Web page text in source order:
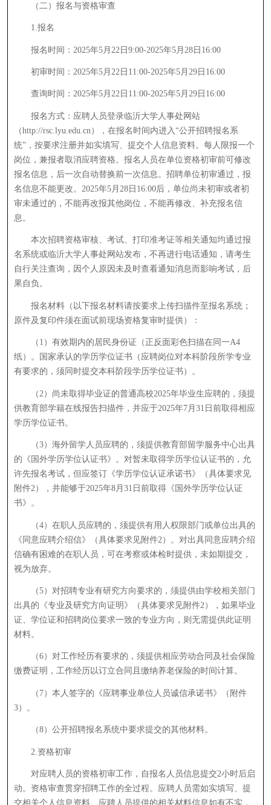
（二）报名与资格审查
1.报名
报名时间：2025年5月22日9:00-2025年5月28日16:00
初审时间：2025年5月22日11:00-2025年5月29日16:00
查询时间：2025年5月22日11:00-2025年5月29日16:00
报名方式：应聘人员登录临沂大学人事处网站
（http://rsc.lyu.edu.cn），在报名时间内进入“公开招聘报名系
统”，按要求注册并如实填写、提交个人信息资料。每人限报一个
岗位，兼报者取消应聘资格。报名人员在单位资格初审前可修改
报名信息，后一次自动替换前一次信息。招聘单位初审通过，报
名信息不能更改。2025年5月28日16:00后，单位尚未初审或者初
审未通过的，不能再改报其他岗位，不能再修改、补充报名信
息。
本次招聘资格审核、考试、打印准考证等相关通知均通过报
名系统或临沂大学人事处网站发布，不再进行电话通知，请考生
自行关注查询，因个人原因未及时查看通知消息而影响考试，后
果自负。
报名材料（以下报名材料请按要求上传扫描件至报名系统；
原件及复印件须在面试前现场资格复审时提供）：
（1）有效期内的居民身份证（正反面彩色扫描在同一A4
纸）。国家承认的学历学位证书（应聘岗位对本科阶段所学专业
有要求的，须同时提交本科阶段学历学位证书）。
（2）尚未取得毕业证的普通高校2025年毕业生应聘的，须提
供教育部学籍在线报告扫描件，并应于2025年7月31日前取得相应
学历学位证书。
（3）海外留学人员应聘的，须提供教育部留学服务中心出具
的《国外学历学位认证书》。对暂未取得学历学位认证书的，允
许先报名考试，但应签订《学历学位认证承诺书》（具体要求见
附件2），并能够于2025年8月31日前取得《国外学历学位认证
书》。
（4）在职人员应聘的，须提供有用人权限部门或单位出具的
《同意应聘介绍信》（具体要求见附件2）。对出具同意应聘介绍
信确有困难的在职人员，可在考察或体检时提供，未如期提交，
视为放弃。
（5）对招聘专业有研究方向要求的，须提供由学校相关部门
出具的《专业及研究方向证明》（具体要求见附件2），如果毕业
证、学位证和招聘岗位要求一致的专业方向，则无需提供此证明
材料。
（6）对工作经历有要求的，须提供相应劳动合同及社会保险
缴费证明，工作经历以订立合同且缴纳养老保险的时间计算。
（7）本人签字的《应聘事业单位人员诚信承诺书》（附件
3）。
（8）公开招聘报名系统中要求提交的其他材料。
2.资格初审
对应聘人员的资格初审工作，自报名人员信息提交2小时后启
动。资格审查贯穿招聘工作的全过程。应聘人员需如实填写、提
交相关个人信息资料。应聘人员提供的相关材料信息如有不实，